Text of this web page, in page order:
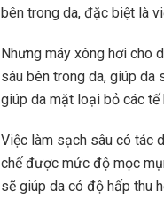
bên trong da, đặc biệt là
Nhưng máy xông hơi cho
sâu bên trong da, giúp da
giúp da mặt loại bỏ các tế
Việc làm sạch sâu có tác
chế được mức độ mọc
sẽ giúp da có độ hấp thu